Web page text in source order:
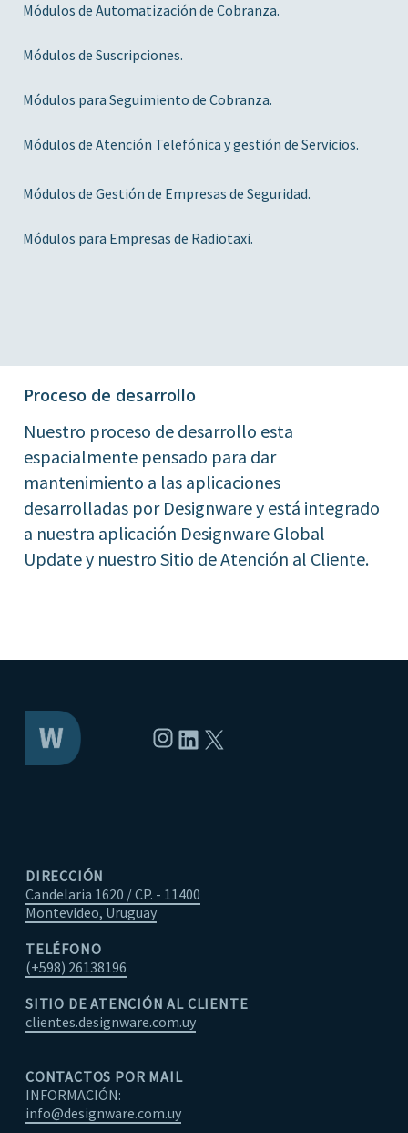
Módulos de Automatización de Cobranza.
Módulos de Suscripciones.
Módulos para Seguimiento de Cobranza.
Módulos de Atención Telefónica y gestión de Servicios.
Módulos de Gestión de Empresas de Seguridad.
Módulos para Empresas de Radiotaxi.
Proceso de desarrollo
Nuestro proceso de desarrollo esta
espacialmente pensado para dar
mantenimiento a las aplicaciones
desarrolladas por Designware y está integrado
a nuestra aplicación Designware Global
Update y nuestro Sitio de Atención al Cliente.
Instagram
LinkedIn
DIRECCIÓN
Candelaria 1620 / CP. - 11400
Montevideo, Uruguay
TELÉFONO
(+598) 26138196
SITIO DE ATENCIÓN AL CLIENTE
clientes.designware.com.uy
CONTACTOS POR MAIL
INFORMACIÓN:
info@designware.com.uy